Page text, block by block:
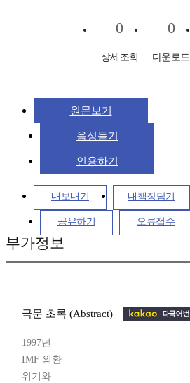
0
상세조회
0
다운로드
원문보기
음성듣기
인용하기
내보내기 내책장담기
공유하기 오류접수
부가정보
국문 초록 (Abstract)
1997년
IMF 외환
위기와